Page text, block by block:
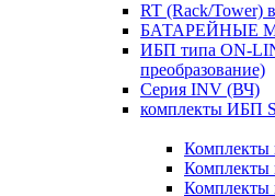
RT (Rack/Tower)
БАТАРЕЙНЫЕ
ИБП типа ON-
преобразование)
Серия INV (ВЧ)
комплекты ИБП
Комплекты
Комплекты
Комплекты